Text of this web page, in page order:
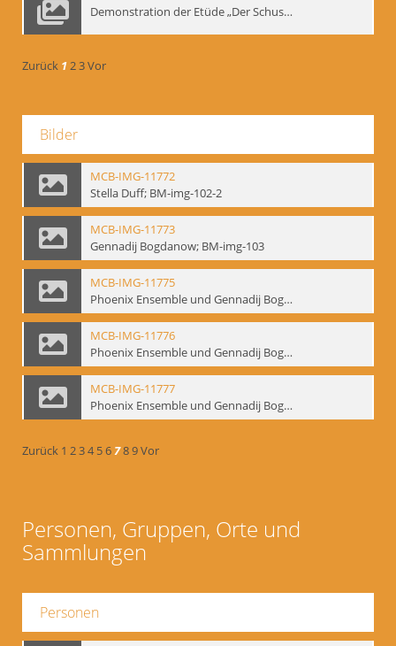
Demonstration der Etüde „Der Schuss mit dem Bogen“ durch Gennadij Nikolajewitsch Bogdanow, Berlin 1991
Zurück 123Vor
Bilder
MCB-IMG-11772
Stella Duff; BM-img-102-2
MCB-IMG-11773
Gennadij Bogdanow; BM-img-103
MCB-IMG-11775
Phoenix Ensemble und Gennadij Bogdanow; BM-img-105-1
MCB-IMG-11776
Phoenix Ensemble und Gennadij Bogdanow; BM-img-105-2
MCB-IMG-11777
Phoenix Ensemble und Gennadij Bogdanow; BM-img-105-3
Zurück 1 234 56789Vor
Personen, Gruppen, Orte und
Sammlungen
Personen